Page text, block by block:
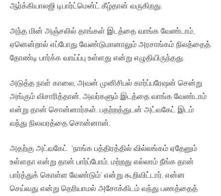
ஆர்க்கியாலஜி டிபார்ட்மென்ட் கீழ்தான் வருகிறது.
அந்த மின் அஞ்சலில் தாங்கள் இடத்தை வாங்க வேண்டாம்,
ஏனென்றால் எப்போது வேண்டுமானாலும் அரசாங்கம் நிலத்தைத்
தோண்டி பார்க்க வாய்ப்பு உள்ளது என்று எழுதியிருந்தது.
அடுத்த நாள் காலை, அவன் முனிசிபல் கார்ப்பரேஷன் சென்று
அங்கும் விசாரித்தான். அவர்களும் இடத்தை வாங்க வேண்டாம்
என்று தான் சொன்னார்கள். பதற்றத்துடன் அட்வகேட் இடம்
வந்து நிலவரத்தை சொன்னான்.
அதற்கு அட்வகேட் ’நாங்க பத்திரத்தில் வில்லங்கம் ஏதேனும்
உள்ளதா என்று தான் பார்ப்போம். மற்றது எல்லாம் நீங்க தான்
பார்த்துக் கொள்ள வேண்டும்’ என்று கூறிவிட்டார். என்ன
செய்வது என்று தெரியாமல் அசோக்கிடம் வந்து பணத்தைத்